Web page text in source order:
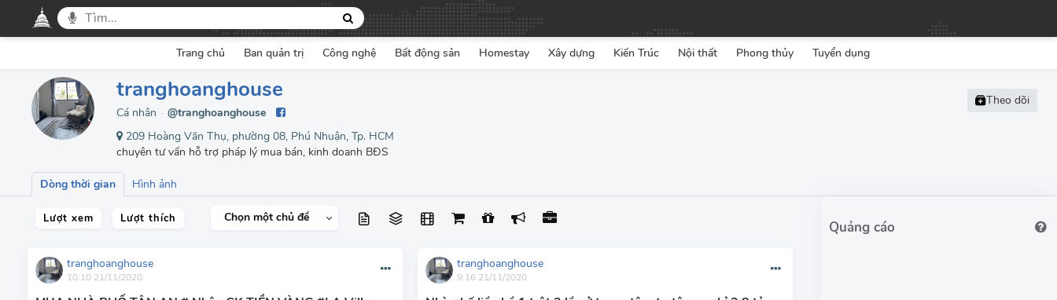
Trang chủ Ban quản trị Công nghệ Bất động sản Homestay Xây dựng Kiến Trúc Nội thất Phong thủy Tuyển dụng
tranghoanghouse
Cá nhân ●
@tranghoanghouse
209 Hoàng Văn Thụ, phường 08, Phú Nhuận, Tp. HCM
chuyên tư vấn hỗ trợ pháp lý mua bán, kinh doanh BĐS
Dòng thời gian Hình ảnh
Lượt xem Lượt thích Chọn một chủ đề
tranghoanghouse
10:10 21/11/2020
tranghoanghouse
9:16 21/11/2020